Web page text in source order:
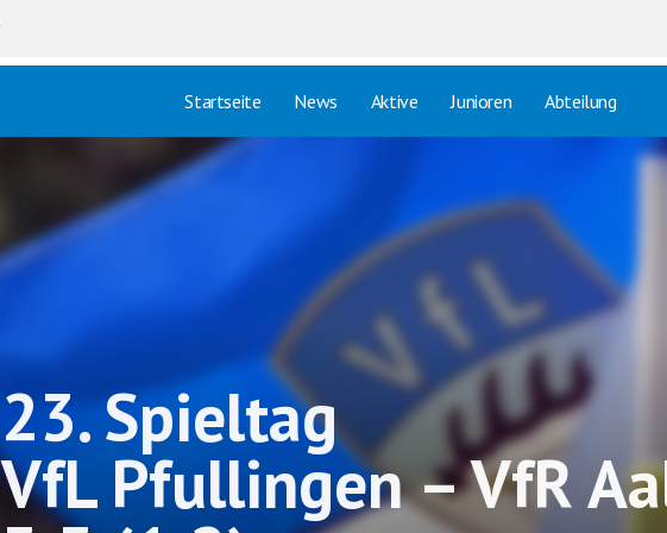
Startseite News Aktive Junioren Abteilung
23. Spieltag
VfL Pfullingen – VfR